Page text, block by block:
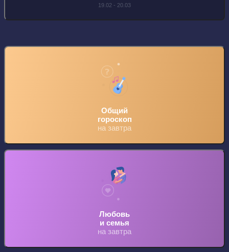
19.02 - 20.03
Общий
гороскоп
на завтра
Любовь
и семья
на завтра